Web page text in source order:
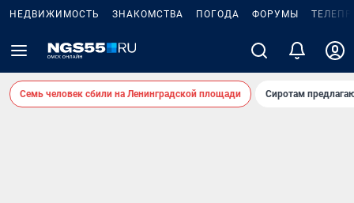
НЕДВИЖИМОСТЬ ЗНАКОМСТВА ПОГОДА ФОРУМЫ
Семь человек сбили на Ленинградской площади Сиротам